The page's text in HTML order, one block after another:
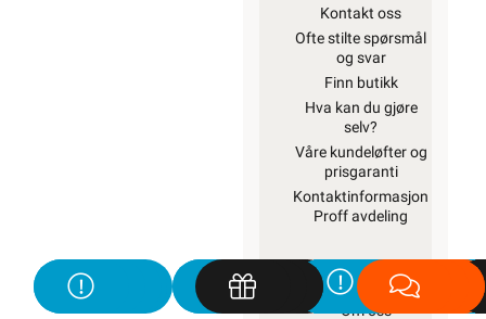
Kontakt oss
Ofte stilte spørsmål
og svar
Finn butikk
Hva kan du gjøre
selv?
Våre kundeløfter og
prisgaranti
Kontaktinformasjon
Proff avdeling
OM OSS
Om oss